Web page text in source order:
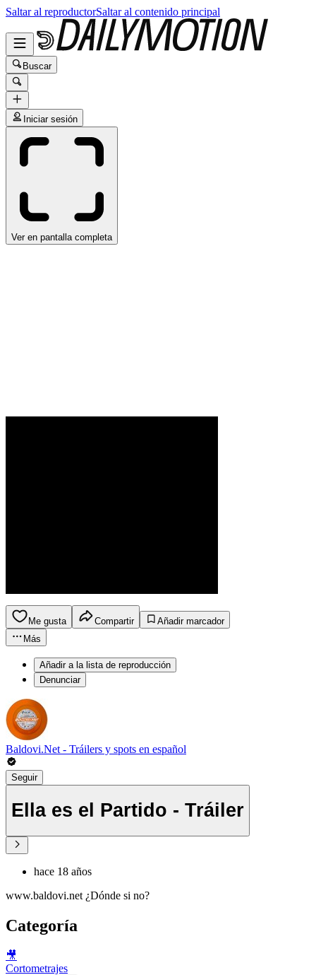
Saltar al reproductorSaltar al contenido principal
Buscar
Iniciar sesión
Ver en pantalla completa
Me gusta Compartir
Añadir marcador
Más
Añadir a la lista de reproducción
Denunciar
Baldovi.Net - Tráilers y spots en español
Seguir
Ella es el Partido - Tráiler
hace 18 años
www.baldovi.net ¿Dónde si no?
Categoría
🎥
Cortometrajes